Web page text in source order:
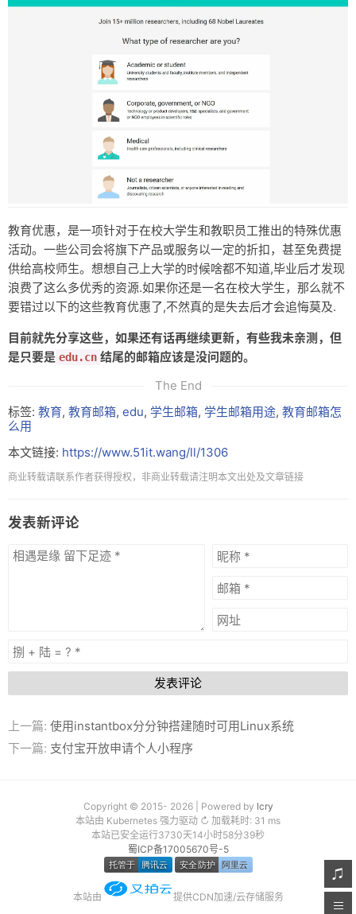
教育优惠，是一项针对于在校大学生和教职员工推出的特殊优惠
活动。一些公司会将旗下产品或服务以一定的折扣，甚至免费提
供给高校师生。想想自己上大学的时候啥都不知道,毕业后才发现
浪费了这么多优秀的资源.如果你还是一名在校大学生，那么就不
要错过以下的这些教育优惠了,不然真的是失去后才会追悔莫及.
目前就先分享这些，如果还有话再继续更新，有些我未亲测，但
是只要是 edu.cn 结尾的邮箱应该是没问题的。
The End
标签: 教育, 教育邮箱, edu, 学生邮箱, 学生邮箱用途, 教育邮箱怎
么用
本文链接: https://www.51it.wang/ll/1306
商业转载请联系作者获得授权，非商业转载请注明本文出处及文章链接
发表新评论
发表评论
上一篇: 使用instantbox分分钟搭建随时可用Linux系统
下一篇: 支付宝开放申请个人小程序
Copyright © 2015- 2026 | Powered by lcry
本站由 Kubernetes 强力驱动 ↻ 加载耗时: 31 ms
本站已安全运行3730天14小时58分40秒
蜀ICP备17005670号-5
本站由 提供CDN加速/云存储服务